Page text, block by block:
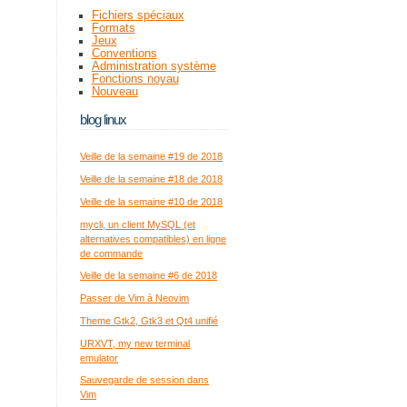
Fichiers spéciaux
Formats
Jeux
Conventions
Administration système
Fonctions noyau
Nouveau
blog linux
Veille de la semaine #19 de 2018
Veille de la semaine #18 de 2018
Veille de la semaine #10 de 2018
mycli, un client MySQL (et
alternatives compatibles) en ligne
de commande
Veille de la semaine #6 de 2018
Passer de Vim à Neovim
Theme Gtk2, Gtk3 et Qt4 unifié
URXVT, my new terminal
emulator
Sauvegarde de session dans
Vim